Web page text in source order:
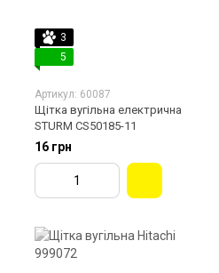
3
5
Артикул: 60087
Щітка вугільна електрична
STURM CS50185-11
16 грн